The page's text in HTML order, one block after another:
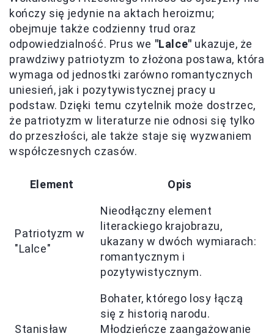
kończy się jedynie na aktach heroizmu;
obejmuje także codzienny trud oraz
odpowiedzialność. Prus we "Lalce" ukazuje, że
prawdziwy patriotyzm to złożona postawa, która
wymaga od jednostki zarówno romantycznych
uniesień, jak i pozytywistycznej pracy u
podstaw. Dzięki temu czytelnik może dostrzec,
że patriotyzm w literaturze nie odnosi się tylko
do przeszłości, ale także staje się wyzwaniem
współczesnych czasów.
Element Opis
Patriotyzm w
"Lalce"
Nieodłączny element
literackiego krajobrazu,
ukazany w dwóch wymiarach:
romantycznym i
pozytywistycznym.
Stanisław
Bohater, którego losy łączą
się z historią narodu.
Młodzieńcze zaangażowanie